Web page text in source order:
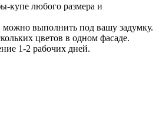
купе любого размера и
можно выполнить под вашу задумку.
цветов в одном фасаде.
1-2 рабочих дней.